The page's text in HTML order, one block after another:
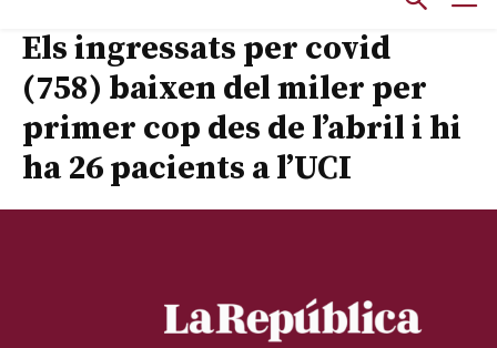
Els ingressats per covid
(758) baixen del miler per
primer cop des de l’abril i hi
ha 26 pacients a l’UCI